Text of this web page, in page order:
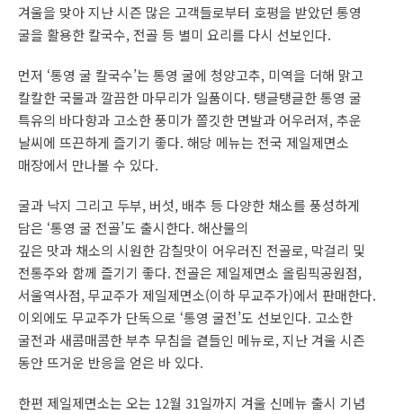
겨울을 맞아 지난 시즌 많은 고객들로부터 호평을 받았던 통영
굴을 활용한 칼국수, 전골 등 별미 요리를 다시 선보인다.
먼저 ‘통영 굴 칼국수’는 통영 굴에 청양고추, 미역을 더해 맑고
칼칼한 국물과 깔끔한 마무리가 일품이다. 탱글탱글한 통영 굴
특유의 바다향과 고소한 풍미가 쫄깃한 면발과 어우러져, 추운
날씨에 뜨끈하게 즐기기 좋다. 해당 메뉴는 전국 제일제면소
매장에서 만나볼 수 있다.
굴과 낙지 그리고 두부, 버섯, 배추 등 다양한 채소를 풍성하게
담은 ‘통영 굴 전골’도 출시한다. 해산물의
깊은 맛과 채소의 시원한 감칠맛이 어우러진 전골로, 막걸리 및
전통주와 함께 즐기기 좋다. 전골은 제일제면소 올림픽공원점,
서울역사점, 무교주가 제일제면소(이하 무교주가)에서 판매한다.
이외에도 무교주가 단독으로 ‘통영 굴전’도 선보인다. 고소한
굴전과 새콤매콤한 부추 무침을 곁들인 메뉴로, 지난 겨울 시즌
동안 뜨거운 반응을 얻은 바 있다.
한편 제일제면소는 오는 12월 31일까지 겨울 신메뉴 출시 기념